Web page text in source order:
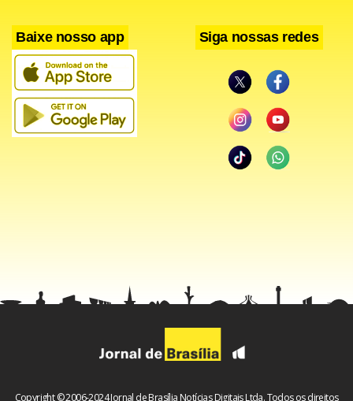
novos conflitos e uma nova combinação entre a vida
cotidiana japonesa e eventos sobrenaturais.
A Atlus promete manter uma das marcas registradas da
série: a vida dupla dos protagonistas. Durante o dia, os
jogadores poderão frequentar a escola, construir
amizades, desenvolver romances e participar de atividades
Baixe nosso app Siga nossas redes
Copyright © 2006-2024 Jornal de Brasília Notícias Digitais Ltda. Todos os direitos